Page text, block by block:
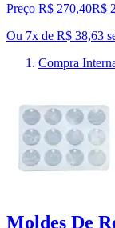
Preço R$ 270,40R$
Ou 7x de R$ 38,63
Compra
Moldes De